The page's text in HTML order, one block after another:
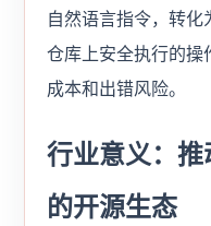
自然语言指令，转
仓库上安全执行的操
成本和出错风险。
行业意义：
的开源生态